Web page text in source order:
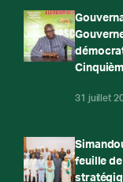
31 juillet
feuille